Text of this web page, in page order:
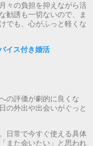
々の負担を抑えながら活
勧誘も一切ないので、ま
でも、心がふっと軽くな
イス付き婚活
の評価が劇的に良くな
の外出や出会いがぐっと
日常で今すぐ使える具体
また会いたい」と思われ